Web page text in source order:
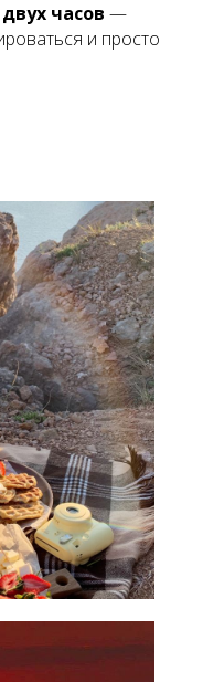
часов —
и просто